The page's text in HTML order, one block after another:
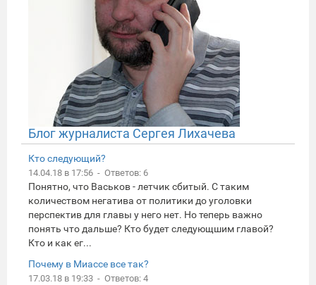
Блог журналиста Сергея Лихачева
Кто следующий?
14.04.18 в 17:56 - Ответов: 6
Понятно, что Васьков - летчик сбитый. С таким
количеством негатива от политики до уголовки
перспектив для главы у него нет. Но теперь важно
понять что дальше? Кто будет следующшим главой?
Кто и как ег...
Почему в Миассе все так?
17.03.18 в 19:33 - Ответов: 4